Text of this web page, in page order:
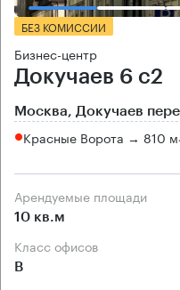
БЕЗ КОМИССИИ
Бизнес-центр
Докучаев 6 с2
Москва, Докучаев
Красные Ворота → 810 м
Арендуемые площади
10 кв.м
Класс офисов
B